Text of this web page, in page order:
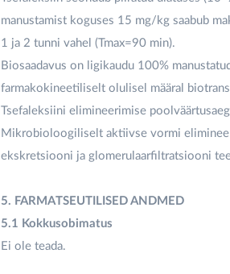
manustamist koguses 15 mg/kg saabub
1 ja 2 tunni vahel (Tmax=90 min).
Biosaadavus on ligikaudu 100%
farmakokineetiliselt olulisel määral
Tsefaleksiini elimineerimise
Mikrobioloogiliselt aktiivse vormi
ekskretsiooni ja glomerulaarfiltratsiooni
5. FARMATSEUTILISED ANDMED
5.1 Kokkusobimatus
Ei ole teada.